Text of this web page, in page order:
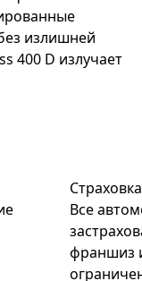
излишней
400 D излучает
Страховка
Все
франшиз